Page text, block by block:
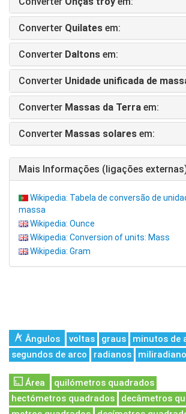
Converter Quilates em:
Converter Daltons em:
Converter Unidade unificada de
Converter Massas da Terra em:
Converter Massas solares em:
Mais Informações (ligações
Wikipedia: Tabela de conversão de
massa
Wikipedia: Ounce
Wikipedia: Conversion of units: Mass
Wikipedia: Gram
Ângulos voltas graus
minutos de
segundos de arco
radianos
Área
quilómetros quadrados
hectómetros quadrados
decâmetros